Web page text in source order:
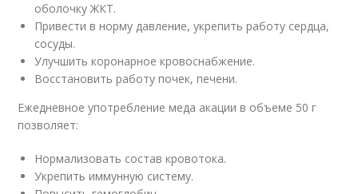
оболочку ЖКТ.
Привести в норму давление, укрепить работу сердца,
сосуды.
Улучшить коронарное кровоснабжение.
Восстановить работу почек, печени.
Ежедневное употребление меда акации в объеме 50 г
позволяет:
Нормализовать состав кровотока.
Укрепить иммунную систему.